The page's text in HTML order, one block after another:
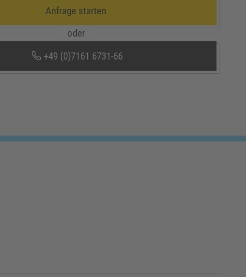
Anfrage starten
oder
+49 (0)7161 6731-66